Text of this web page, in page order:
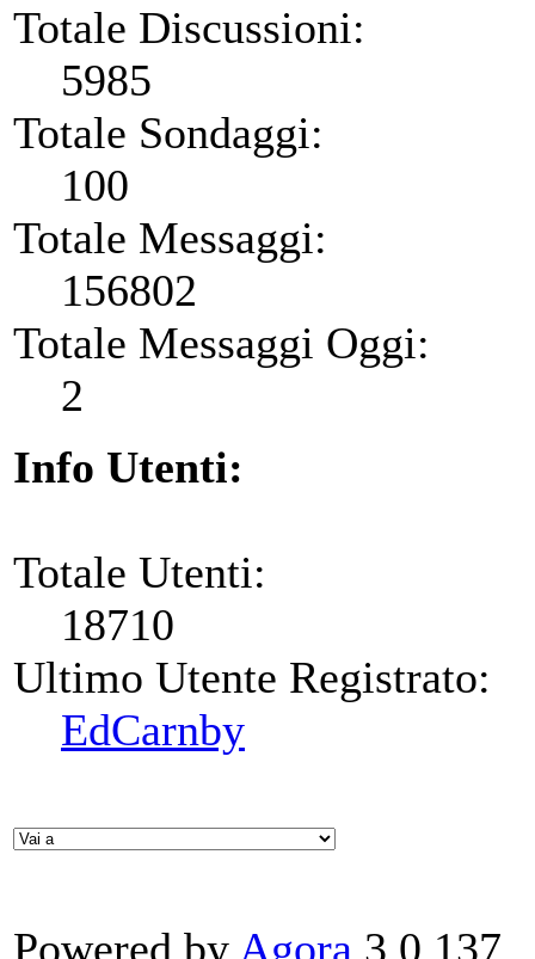
Totale Discussioni:
5985
Totale Sondaggi:
100
Totale Messaggi:
156802
Totale Messaggi Oggi:
2
Info Utenti:
Totale Utenti:
18710
Ultimo Utente Registrato:
EdCarnby
Powered by Agora 3.0.137